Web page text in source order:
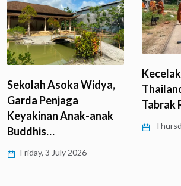
Sekolah Asoka Widya,
Garda Penjaga
Keyakinan Anak-anak
Buddhis…
Friday, 3 July 2026
Tabrak